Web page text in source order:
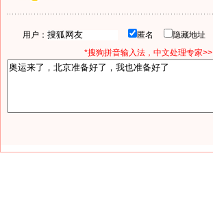
用户： 匿名 隐藏地址
*搜狗拼音输入法，中文处理专家>>